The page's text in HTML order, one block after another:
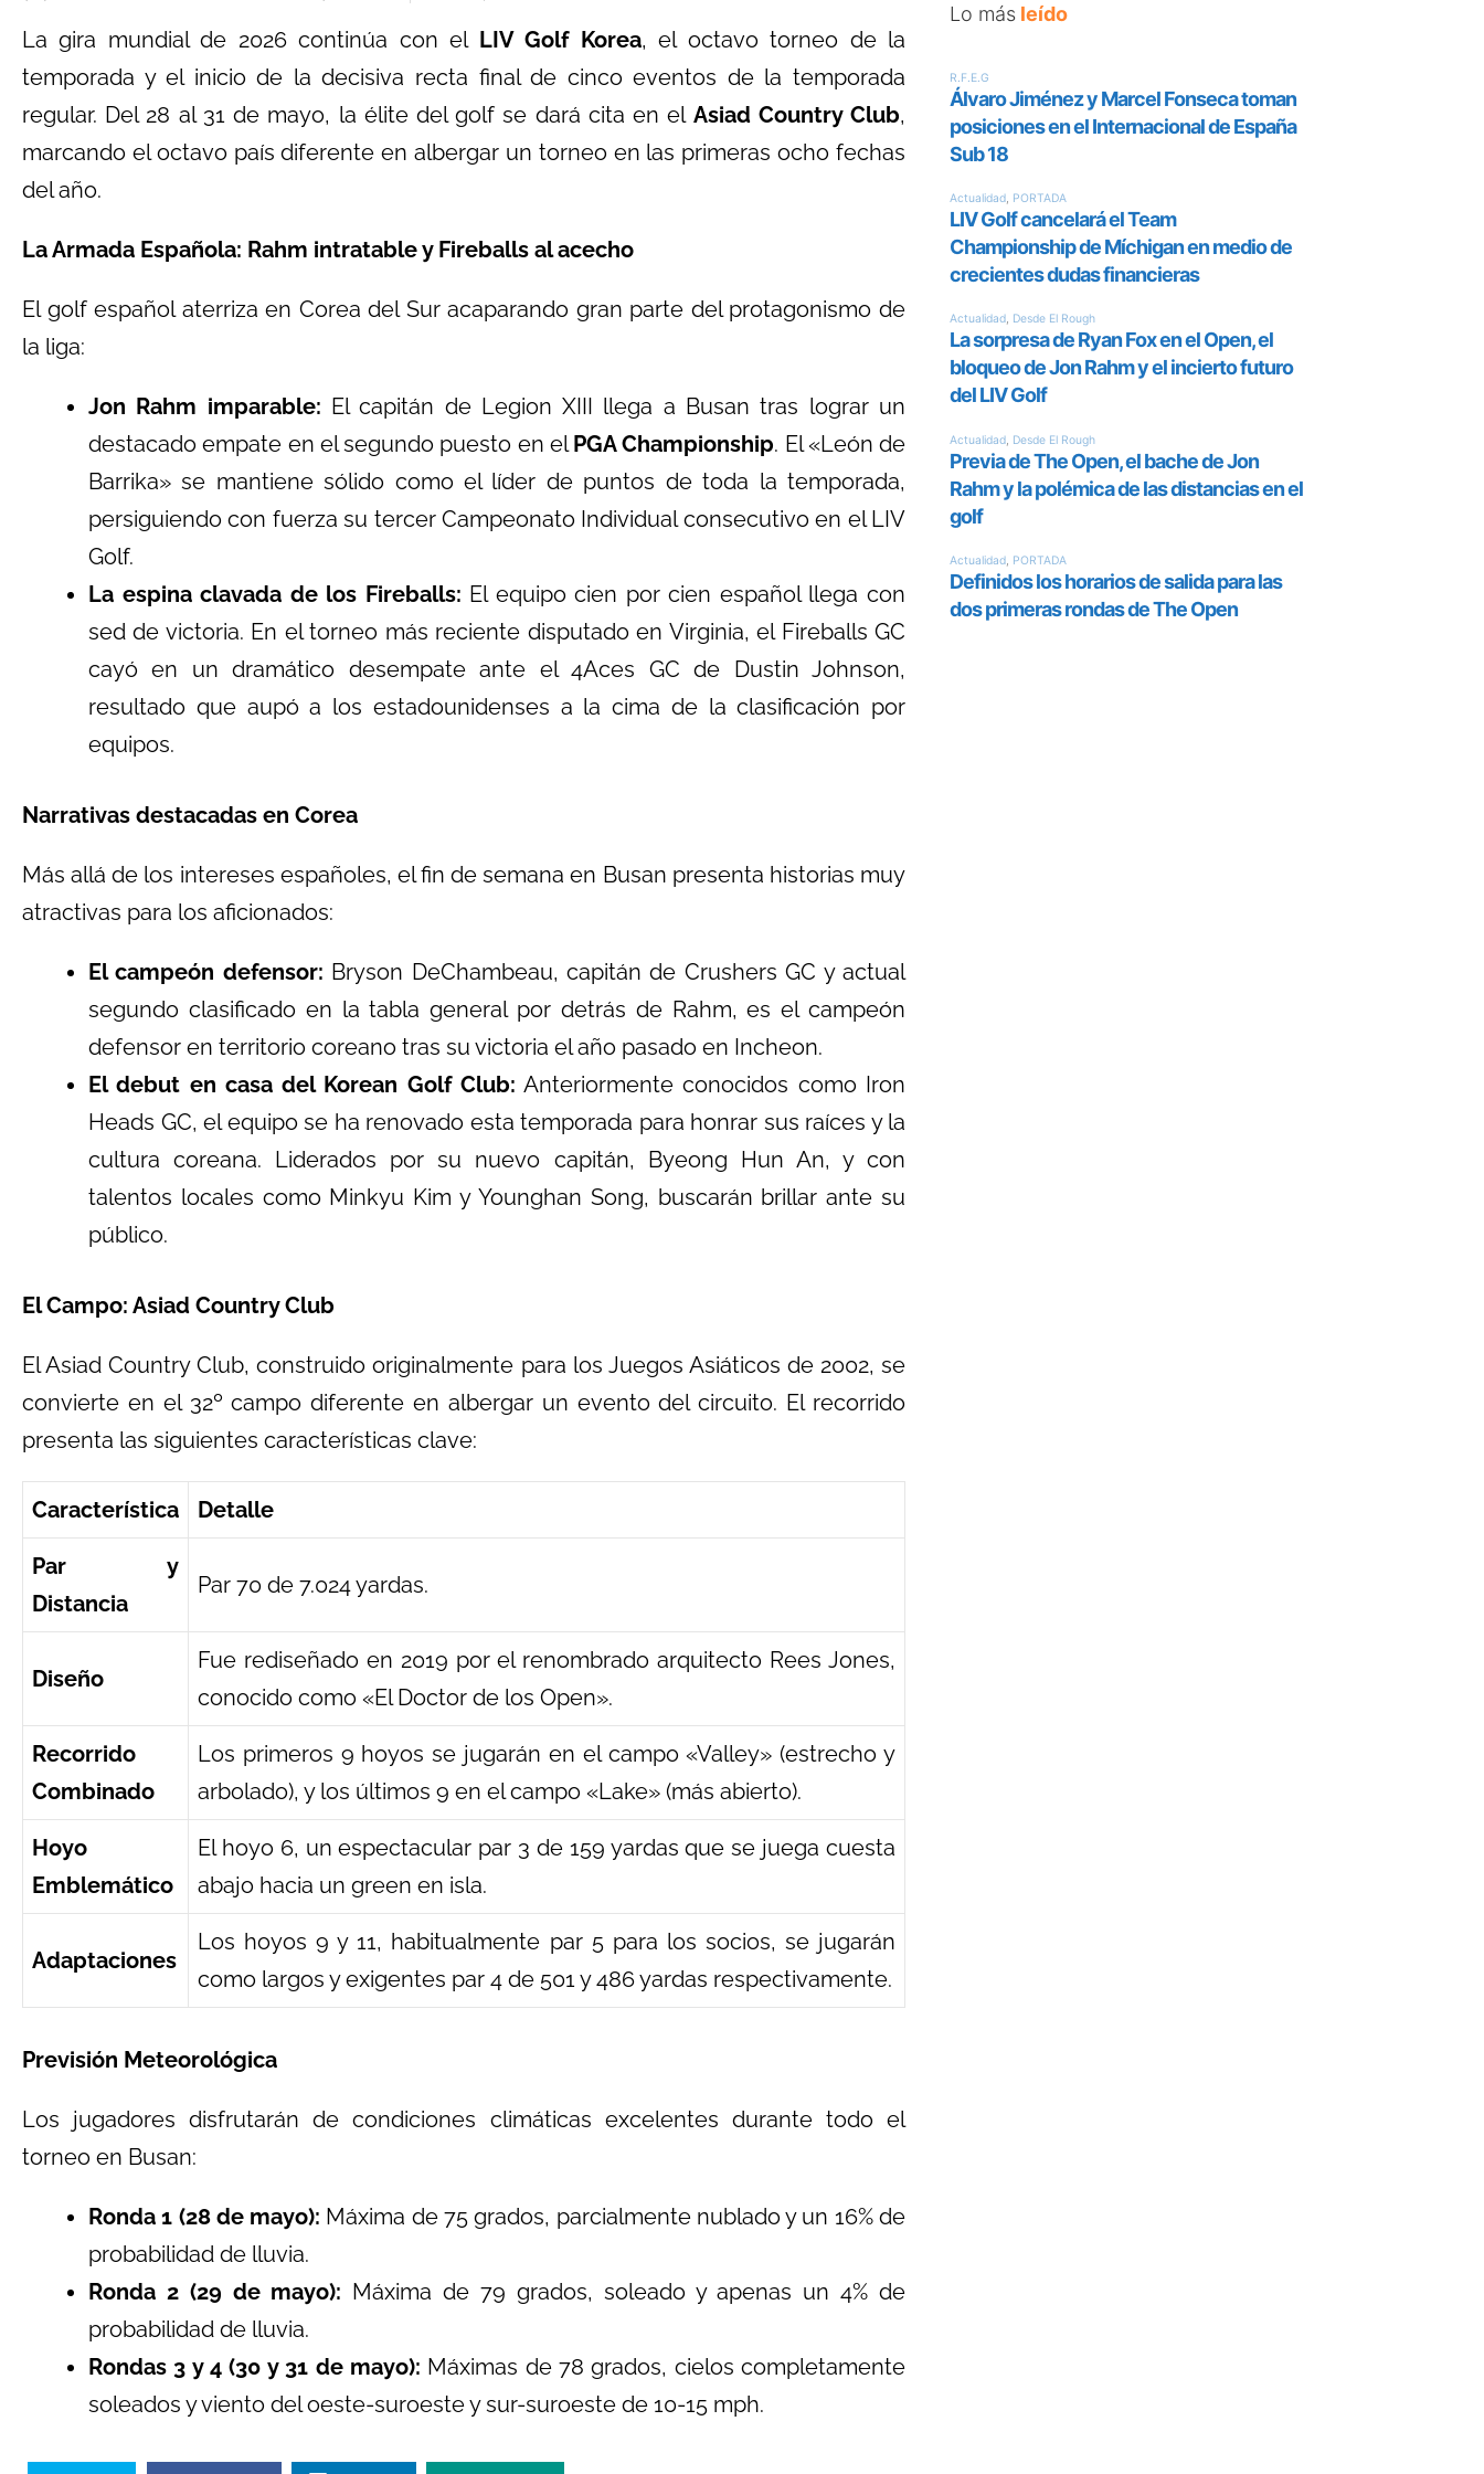
La gira mundial de 2026 continúa con el LIV Golf Korea, el octavo torneo de la
temporada y el inicio de la decisiva recta final de cinco eventos de la temporada
regular. Del 28 al 31 de mayo, la élite del golf se dará cita en el Asiad Country Club,
marcando el octavo país diferente en albergar un torneo en las primeras ocho fechas
del año.
La Armada Española: Rahm intratable y Fireballs al acecho
El golf español aterriza en Corea del Sur acaparando gran parte del protagonismo de
la liga:
Jon Rahm imparable: El capitán de Legion XIII llega a Busan tras lograr un
destacado empate en el segundo puesto en elPGA Championship. El «León de
Barrika» se mantiene sólido como el líder de puntos de toda la temporada,
persiguiendo con fuerza su tercer Campeonato Individual consecutivo en el LIV
Golf.
La espina clavada de los Fireballs: El equipo cien por cien español llega con
sed de victoria. En el torneo más reciente disputado en Virginia, el Fireballs GC
cayó en un dramático desempate ante el 4Aces GC de Dustin Johnson,
resultado que aupó a los estadounidenses a la cima de la clasificación por
equipos.
Narrativas destacadas en Corea
Más allá de los intereses españoles, el fin de semana en Busan presenta historias muy
atractivas para los aficionados:
El campeón defensor: Bryson DeChambeau, capitán de Crushers GC y actual
segundo clasificado en la tabla general por detrás de Rahm, es el campeón
defensor en territorio coreano tras su victoria el año pasado en Incheon.
El debut en casa del Korean Golf Club: Anteriormente conocidos como Iron
Heads GC, el equipo se ha renovado esta temporada para honrar sus raíces y la
cultura coreana. Liderados por su nuevo capitán, Byeong Hun An, y con
talentos locales como Minkyu Kim y Younghan Song, buscarán brillar ante su
público.
El Campo: Asiad Country Club
El Asiad Country Club, construido originalmente para los Juegos Asiáticos de 2002, se
convierte en el 32º campo diferente en albergar un evento del circuito. El recorrido
presenta las siguientes características clave:
Característica Detalle
Par y
Distancia
Par 70 de 7.024 yardas.
Diseño
Fue rediseñado en 2019 por el renombrado arquitecto Rees Jones,
conocido como «El Doctor de los Open».
Recorrido
Combinado
Los primeros 9 hoyos se jugarán en el campo «Valley» (estrecho y
arbolado), y los últimos 9 en el campo «Lake» (más abierto).
Hoyo
Emblemático
El hoyo 6, un espectacular par 3 de 159 yardas que se juega cuesta
abajo hacia un green en isla.
Adaptaciones
Los hoyos 9 y 11, habitualmente par 5 para los socios, se jugarán
como largos y exigentes par 4 de 501 y 486 yardas respectivamente.
Previsión Meteorológica
Los jugadores disfrutarán de condiciones climáticas excelentes durante todo el
torneo en Busan:
Ronda 1 (28 de mayo): Máxima de 75 grados, parcialmente nublado y un 16% de
probabilidad de lluvia.
Ronda 2 (29 de mayo): Máxima de 79 grados, soleado y apenas un 4% de
probabilidad de lluvia.
Rondas 3 y 4 (30 y 31 de mayo): Máximas de 78 grados, cielos completamente
soleados y viento del oeste-suroeste y sur-suroeste de 10-15 mph.
Lo más leído